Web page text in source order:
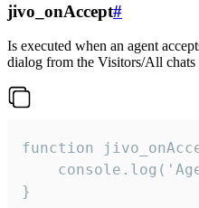
jivo_onAccept#
Is executed when an agent
dialog from the Visitors/All chats
function
}